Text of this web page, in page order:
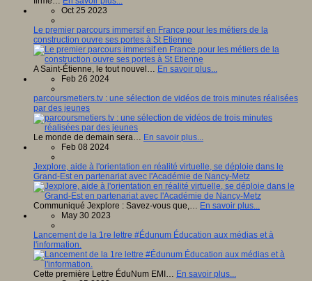
Oct 25 2023
Le premier parcours immersif en France pour les métiers de la
construction ouvre ses portes à St Etienne
A Saint-Étienne, le tout nouvel… En savoir plus...
Feb 26 2024
parcoursmetiers.tv : une sélection de vidéos de trois minutes réalisées
par des jeunes
Le monde de demain sera… En savoir plus...
Feb 08 2024
Jexplore, aide à l'orientation en réalité virtuelle, se déploie dans le
Grand-Est en partenariat avec l'Académie de Nancy-Metz
Communiqué Jexplore : Savez-vous que,… En savoir plus...
May 30 2023
Lancement de la 1re lettre #Édunum Éducation aux médias et à
l'information.
Cette première Lettre ÉduNum EMI… En savoir plus...